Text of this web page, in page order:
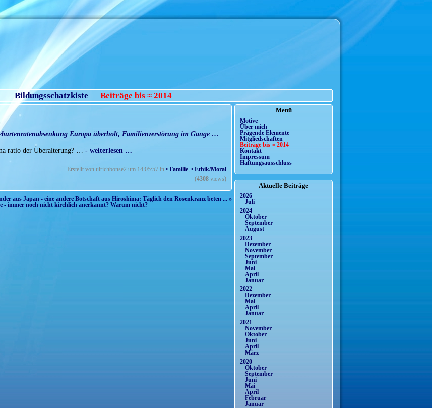
Bildungsschatzkiste Beiträge bis ≈ 2014
Europa überholt, Familienzerstörung im Gange …
ratio der Überalterung? … - weiterlesen …
Erstellt von ulrichbonse2 um 14:05:57 in • Familie • Ethik/Moral
(4308 views)
aus Japan - eine andere Botschaft aus Hiroshima: Täglich den Rosenkranz beten ... »
immer noch nicht kirchlich anerkannt? Warum nicht?
Menü
Motive
Über mich
Prägende Elemente
Mitgliedschaften
Beiträge bis ≈ 2014
Kontakt
Impressum
Haftungsausschluss
Aktuelle Beiträge
2026
Juli
2024
Oktober
September
August
2023
Dezember
November
September
Juni
Mai
April
Januar
2022
Dezember
Mai
April
Januar
2021
November
Oktober
Juni
April
März
2020
Oktober
September
Juni
Mai
April
Februar
Januar